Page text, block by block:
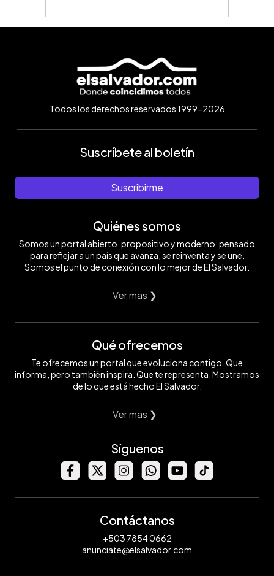
Todos los derechos reservados 1999-2026
Suscríbete al boletín
Suscribirme
Quiénes somos
Somos un portal abierto, propositivo y moderno, pensado
para reflejar a un país que avanza, se reinventa y se une.
Somos el punto de conexión con lo mejor de El Salvador.
Ver mas ❯
Qué ofrecemos
Te ofrecemos un portal que evoluciona contigo. Que
informa, pero también inspira. Que te representa. Mostramos
de lo que está hecho El Salvador.
Ver mas ❯
Síguenos
Contáctanos
+503 7854 0662
anunciate@elsalvador.com